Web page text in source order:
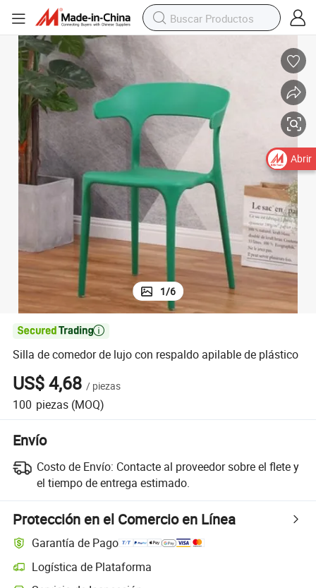
1/6

Silla de comedor de lujo con respaldo apilable de plástico
US$ 4,68 / piezas
100 piezas (MOQ)
Envío
Costo de Envío: Contacte al proveedor sobre el flete y
el tiempo de entrega estimado.
Protección en el Comercio en Línea
Garantía de Pago
Logística de Plataforma
Abrir